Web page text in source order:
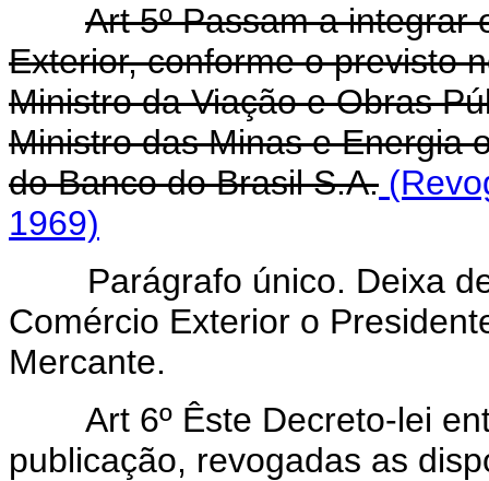
Art 5º Passam a integrar
Exterior, conforme o previsto
Ministro da Viação e Obras
Ministro das Minas e Energia
do Banco do Brasil S.A.
1969)
Parágrafo único. Deixa
Comércio Exterior o
Mercante.
Art 6º Êste Decreto-lei
publicação, revogadas as